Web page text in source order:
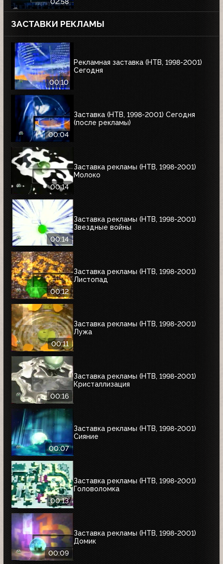
ЗАСТАВКИ РЕКЛАМЫ
00:10
Рекламная заставка (НТВ, 1998-2001)
Сегодня
00:04
Заставка (НТВ, 1998-2001) Сегодня
(после рекламы)
00:14
Заставка рекламы (НТВ, 1998-2001)
Молоко
00:14
Заставка рекламы (НТВ, 1998-2001)
Звездные войны
00:12
Заставка рекламы (НТВ, 1998-2001)
Листопад
00:11
Заставка рекламы (НТВ, 1998-2001)
Лужа
00:16
Заставка рекламы (НТВ, 1998-2001)
Кристаллизация
00:07
Заставка рекламы (НТВ, 1998-2001)
Сияние
00:13
Заставка рекламы (НТВ, 1998-2001)
Головоломка
00:09
Заставка рекламы (НТВ, 1998-2001)
Домик